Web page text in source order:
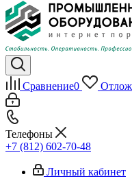
Сравнение0
Телефоны
+7 (812) 602-70-48
Личный кабинет